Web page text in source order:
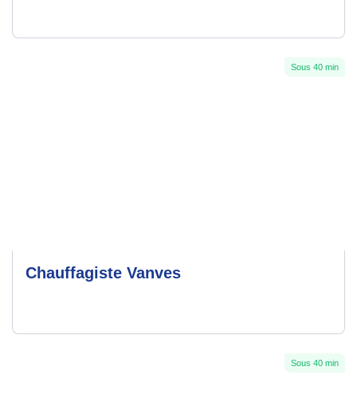
Sous 40 min
Chauffagiste Vanves
Sous 40 min